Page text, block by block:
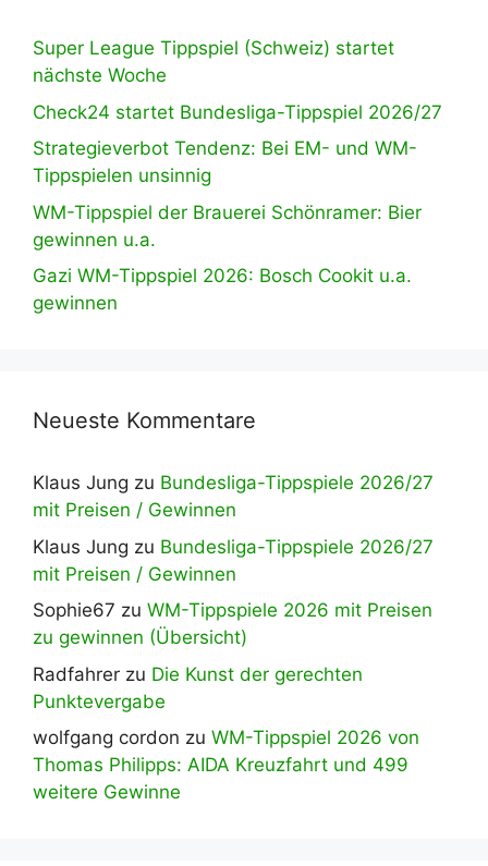
Super League Tippspiel (Schweiz) startet
nächste Woche
Check24 startet Bundesliga-Tippspiel 2026/27
Strategieverbot Tendenz: Bei EM- und WM-
Tippspielen unsinnig
WM-Tippspiel der Brauerei Schönramer: Bier
gewinnen u.a.
Gazi WM-Tippspiel 2026: Bosch Cookit u.a.
gewinnen
Neueste Kommentare
Klaus Jung zu Bundesliga-Tippspiele 2026/27
mit Preisen / Gewinnen
Klaus Jung zu Bundesliga-Tippspiele 2026/27
mit Preisen / Gewinnen
Sophie67 zu WM-Tippspiele 2026 mit Preisen
zu gewinnen (Übersicht)
Radfahrer zu Die Kunst der gerechten
Punktevergabe
wolfgang cordon zu WM-Tippspiel 2026 von
Thomas Philipps: AIDA Kreuzfahrt und 499
weitere Gewinne